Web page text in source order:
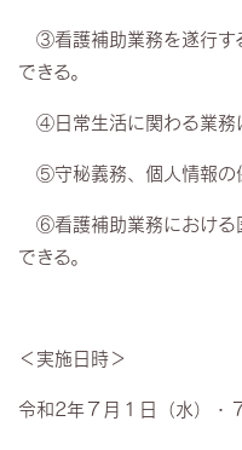
③看護補助業務を遂行す
できる。
④日常生活に関わる業務
⑤守秘義務、個人情報の
⑥看護補助業務における
できる。
＜実施日時＞
令和2年７月１日（水）・